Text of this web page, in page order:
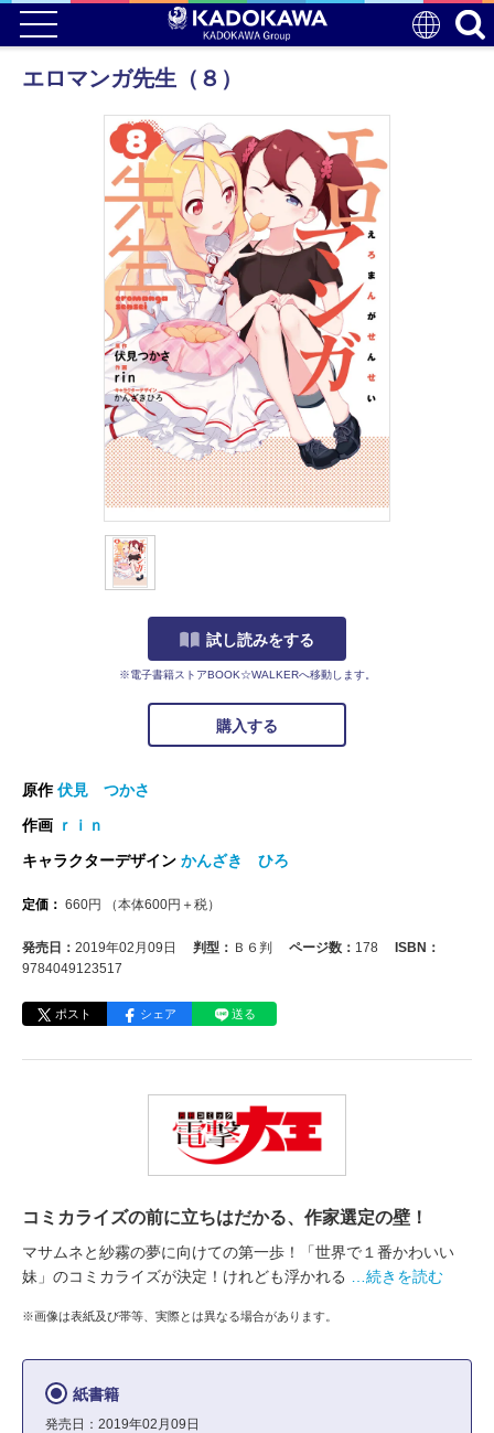
エロマンガ先生（８）
試し読みをする
※電子書籍ストアBOOK☆WALKERへ移動します。
購入する
原作伏見 つかさ
作画 ｒｉｎ
キャラクターデザイン かんざき ひろ
定価： 660円 （本体600円＋税）
発売日： 2019年02月09日 判型： Ｂ６判 ページ数： 178
ISBN：
9784049123517
ポスト シェア 送る
コミカライズの前に立ちはだかる、作家選定の壁！
マサムネと紗霧の夢に向けての第一歩！「世界で１番かわいい
妹」のコミカライズが決定！けれども浮かれる
…続きを読む
※画像は表紙及び帯等、実際とは異なる場合があります。
紙書籍
発売日：2019年02月09日